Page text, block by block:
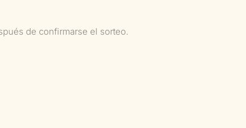
de confirmarse el sorteo.